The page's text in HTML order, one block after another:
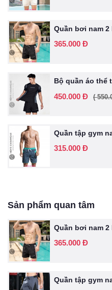
Quần bơi nam 2
365.000 Đ
Bộ quần áo thể
450.000 Đ (
Quần tập gym
315.000 Đ
Sản phẩm quan tâm
Quần bơi nam 2
365.000 Đ
Quần tập gym